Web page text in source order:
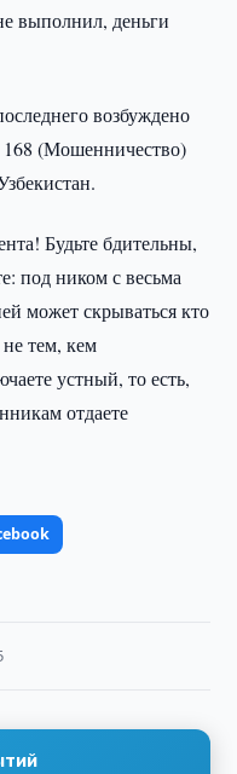
выполнил, деньги
возбуждено
168 (Мошенничество)
Будьте бдительны,
под ником с весьма
может скрываться кто
не тем, кем
устный, то есть,
отдаете